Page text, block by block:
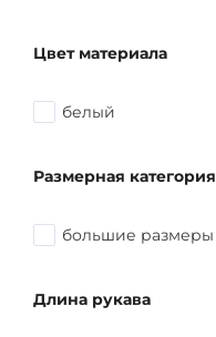
Цвет материала
белый
Размерная категория
большие размеры
Длина рукава